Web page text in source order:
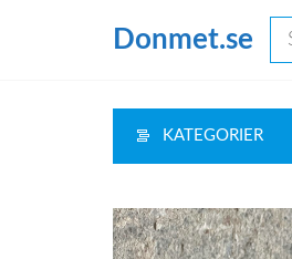
Donmet.se
KATEGORIER